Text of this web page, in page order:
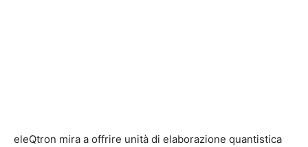
eleQtron mira a offrire unità di elaborazione quantistica